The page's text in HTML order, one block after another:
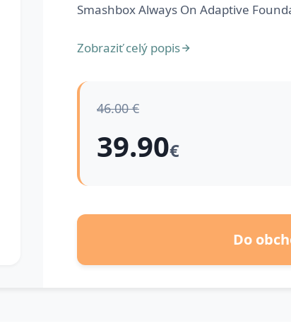
Smashbox Always On Adaptive
Zobraziť celý popis
46.00 €
39.90€
Do